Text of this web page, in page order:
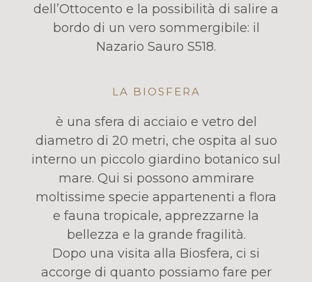
dell’Ottocento e la possibilità di salire a
bordo di un vero sommergibile: il
Nazario Sauro S518.
LA BIOSFERA
è una sfera di acciaio e vetro del
diametro di 20 metri, che ospita al suo
interno un piccolo giardino botanico sul
mare. Qui si possono ammirare
moltissime specie appartenenti a flora
e fauna tropicale, apprezzarne la
bellezza e la grande fragilità.
Dopo una visita alla Biosfera, ci si
accorge di quanto possiamo fare per